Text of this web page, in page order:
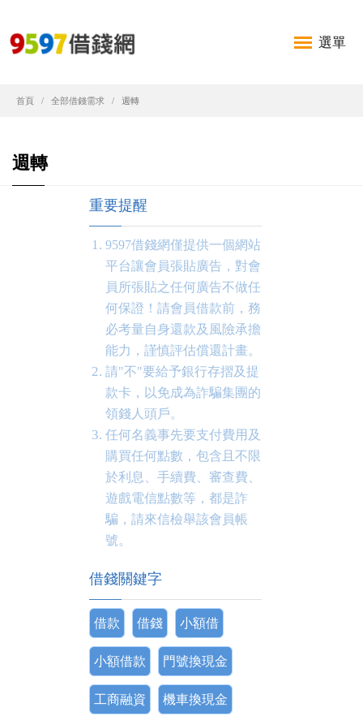
選單
首頁 全部借錢需求 週轉
週轉
重要提醒
9597借錢網僅提供一個網站
平台讓會員張貼廣告，對會
員所張貼之任何廣告不做任
何保證！請會員借款前，務
必考量自身還款及風險承擔
能力，謹慎評估償還計畫。
請"不"要給予銀行存摺及提
款卡，以免成為詐騙集團的
領錢人頭戶。
任何名義事先要支付費用及
購買任何點數，包含且不限
於利息、手續費、審查費、
遊戲電信點數等，都是詐
騙，請來信檢舉該會員帳
號。
借錢關鍵字
借款 借錢 小額借
小額借款 門號換現金
工商融資 機車換現金